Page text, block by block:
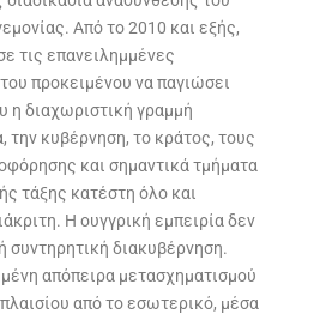
Από το 2010 και εξής,
τις επανειλημμένες
προκειμένου να παγιώσει
η διαχωριστική γραμμή
την κυβέρνηση, το κράτος, τους
και σημαντικά τμήματα
τάξης κατέστη όλο και
Η ουγγρική εμπειρία δεν
συντηρητική διακυβέρνηση.
απόπειρα μετασχηματισμού
από το εσωτερικό, μέσα